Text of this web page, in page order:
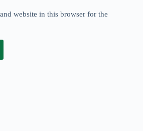
website in this browser for the